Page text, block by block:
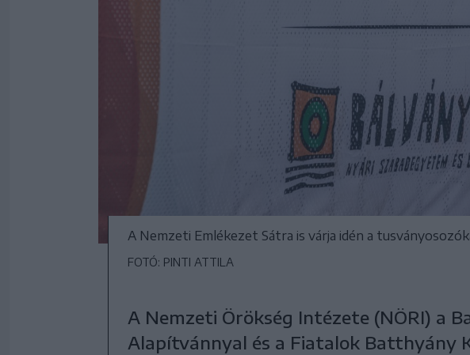
A Nemzeti Emlékezet Sátra is várja idén a
FOTÓ: PINTI ATTILA
A Nemzeti Örökség Intézete (NÖRI) a
Alapítvánnyal és a Fiatalok Batthyány